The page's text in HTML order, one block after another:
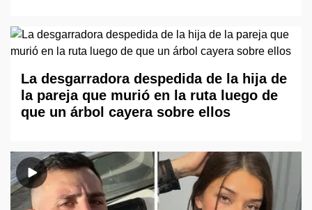
La desgarradora despedida de la hija de
la pareja que murió en la ruta luego de
que un árbol cayera sobre ellos